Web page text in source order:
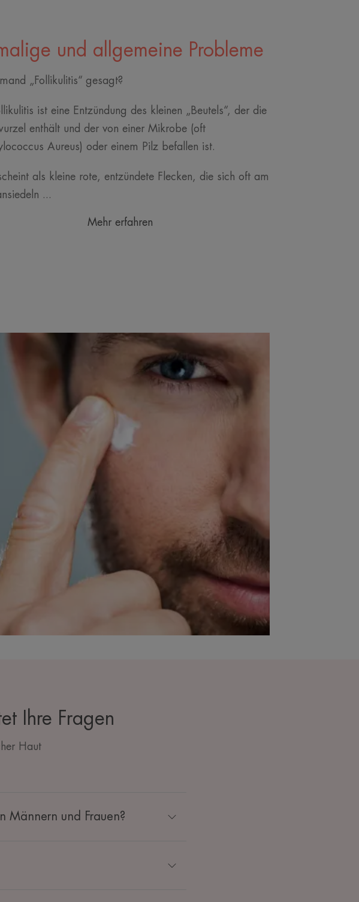
und allgemeine Probleme
„Follikulitis“ gesagt?
ist eine Entzündung des kleinen „Beutels“, der die
enthält und der von einer Mikrobe (oft
Aureus) oder einem Pilz befallen ist.
als kleine rote, entzündete Flecken, die sich oft am
...
Mehr erfahren
Ihre Fragen
Haut
Männern und Frauen?